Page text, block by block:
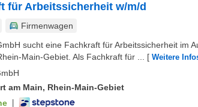
für Arbeitssicherheit w/m/d
Firmenwagen
sucht eine Fachkraft für Arbeitssicherheit im
Main-Gebiet. Als Fachkraft für ...
[ Weitere
am Main, Rhein-Main-Gebiet